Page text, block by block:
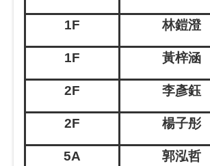
1F 林鎧澄
1F 黃梓涵
2F 李彥鈺
2F 楊子彤
5A 郭泓哲